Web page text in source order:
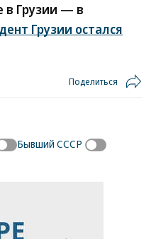
в Грузии — в
Грузии остался
Поделиться
Бывший СССР